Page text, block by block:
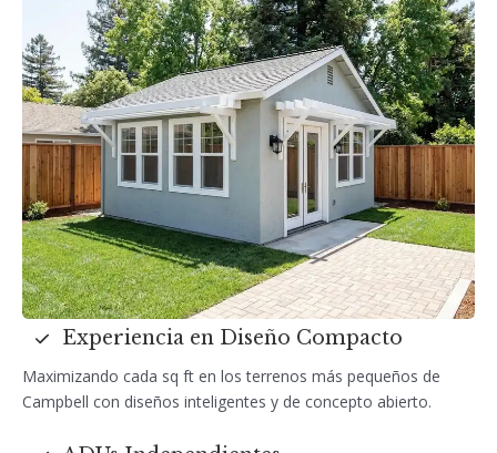
Experiencia en Diseño Compacto
Maximizando cada sq ft en los terrenos más pequeños de
Campbell con diseños inteligentes y de concepto abierto.